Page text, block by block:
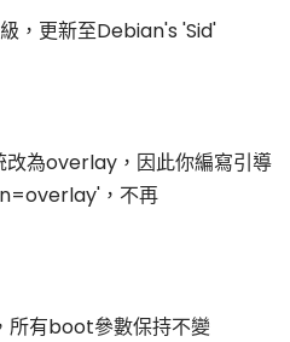
，更新至Debian's 'Sid'
為overlay，因此你編寫引導
，不再
有boot參數保持不變